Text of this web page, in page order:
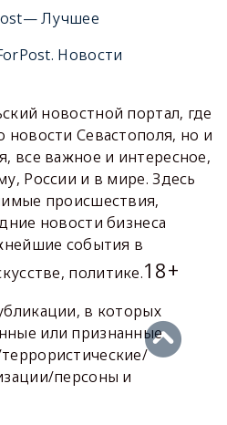
Лучшее
Новости
новостной портал, где
Севастополя, но и
все важное и интересное,
России и в мире. Здесь
происшествия,
новости бизнеса
события в
политике.18+
в которых
или признанные
персоны и